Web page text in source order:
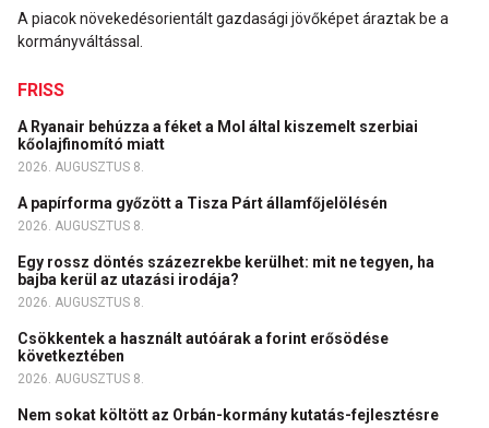
A piacok növekedésorientált gazdasági jövőképet áraztak be a
kormányváltással.
FRISS
A Ryanair behúzza a féket a Mol által kiszemelt szerbiai
kőolajfinomító miatt
2026. AUGUSZTUS 8.
A papírforma győzött a Tisza Párt államfőjelölésén
2026. AUGUSZTUS 8.
Egy rossz döntés százezrekbe kerülhet: mit ne tegyen, ha
bajba kerül az utazási irodája?
2026. AUGUSZTUS 8.
Csökkentek a használt autóárak a forint erősödése
következtében
2026. AUGUSZTUS 8.
Nem sokat költött az Orbán-kormány kutatás-fejlesztésre